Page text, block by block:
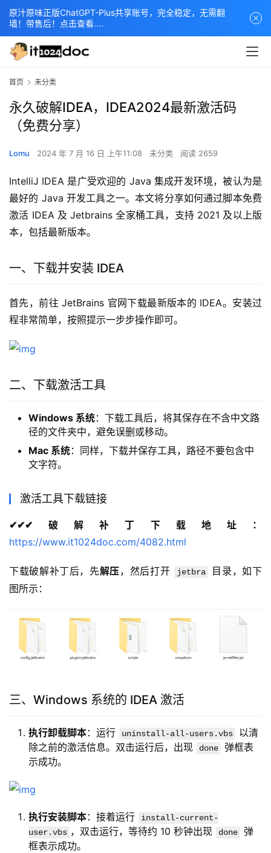
首页 未分类
永久破解IDEA，IDEA2024最新激活码
（免费分享）
Lomu 2024 年 7 月 16 日 上午11:08 未分类 阅读 2659
IntelliJ IDEA 是广受欢迎的 Java 集成开发环境，被认为是
最好的 Java 开发工具之一。本文将分享如何通过脚本免费
激活 IDEA 及 Jetbrains 全家桶工具，支持 2021 及以上版
本，包括最新版本。
一、下载并安装 IDEA
首先，前往 JetBrains 官网下载最新版本的 IDEA。安装过
程非常简单，按照提示一步步操作即可。
二、下载激活工具
Windows 系统：下载工具后，将其保存在不含中文路
径的文件夹中，避免误删或移动。
Mac 系统：同样，下载并保存工具，路径不要包含中
文字符。
激活工具下载链接
✔✔✔破解补丁下载地址：
https://www.it1024doc.com/4082.html
下载破解补丁后，先解压，然后打开 jetbra
目录，如下
图所示：
三、Windows 系统的 IDEA 激活
执行卸载脚本：运行 uninstall-all-users.vbs
以清
除之前的激活信息。双击运行后，出现
done
弹框表
示成功。
执行安装脚本：接着运行
install-current-
user.vbs ，双击运行，等待约 10 秒钟出现 done
弹
框表示成功。
原汁原味正版ChatGPT-Plus共享账号，完全稳定，无需翻
墙！带售后！点击查看....